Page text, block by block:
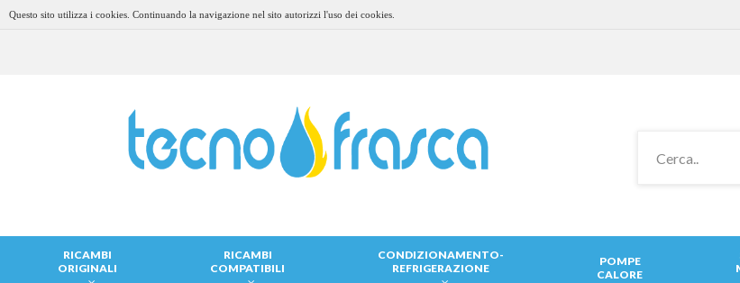
Questo sito utilizza i cookies. Continuando la navigazione nel sito autorizzi l'uso dei cookies.
RICAMBI
ORIGINALI
RICAMBI
COMPATIBILI
CONDIZIONAMENTO-
REFRIGERAZIONE
POMPE
CALORE